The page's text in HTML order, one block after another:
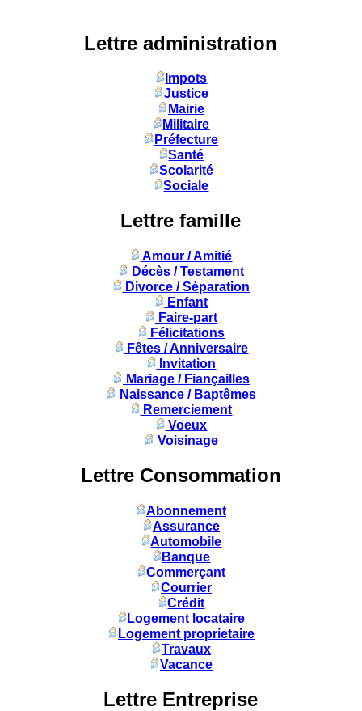
Lettre administration
Impots
Justice
Mairie
Militaire
Préfecture
Santé
Scolarité
Sociale
Lettre famille
Amour / Amitié
Décès / Testament
Divorce / Séparation
Enfant
Faire-part
Félicitations
Fêtes / Anniversaire
Invitation
Mariage / Fiançailles
Naissance / Baptêmes
Remerciement
Voeux
Voisinage
Lettre Consommation
Abonnement
Assurance
Automobile
Banque
Commerçant
Courrier
Crédit
Logement locataire
Logement proprietaire
Travaux
Vacance
Lettre Entreprise